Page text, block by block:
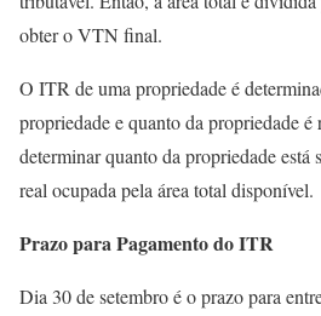
obter o VTN final.
O ITR de uma propriedade é
propriedade e quanto da propriedade é
determinar quanto da propriedade está
real ocupada pela área total disponível.
Prazo para Pagamento do ITR
Dia 30 de setembro é o prazo para